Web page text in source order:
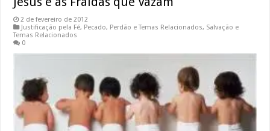
2 de fevereiro de 2012
Justificação pela Fé, Pecado, Perdão e Temas Relacionados, Salvação e
Temas Relacionados
0